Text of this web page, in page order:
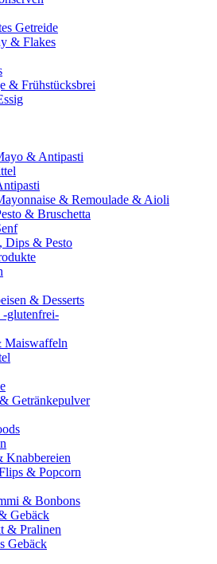
Getreide
& Flakes
& Frühstücksbrei
& Antipasti
& Remoulade & Aioli
& Bruschetta
Dips & Pesto
& Desserts
-glutenfrei-
Maiswaffeln
Getränkepulver
Knabbereien
& Popcorn
& Bonbons
Gebäck
& Pralinen
Gebäck